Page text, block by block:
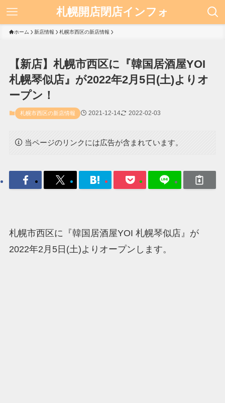
札幌開店閉店インフォ
ホーム 新店情報 札幌市西区の新店情報
【新店】札幌市西区に『韓国居酒屋YOI
札幌琴似店』が2022年2月5日(土)よりオ
ープン！
札幌市西区の新店情報 2021-12-14 2022-02-03
当ページのリンクには広告が含まれています。
札幌市西区に『韓国居酒屋YOI 札幌琴似店』が
2022年2月5日(土)よりオープンします。